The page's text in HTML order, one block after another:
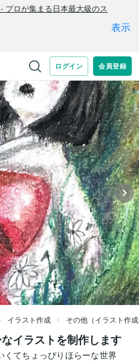
イラスト作成 その他（イラスト作
イラストを制作します
くてちょっぴりほらーな世界